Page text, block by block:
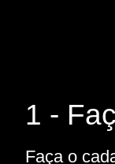
1 -
Faça o